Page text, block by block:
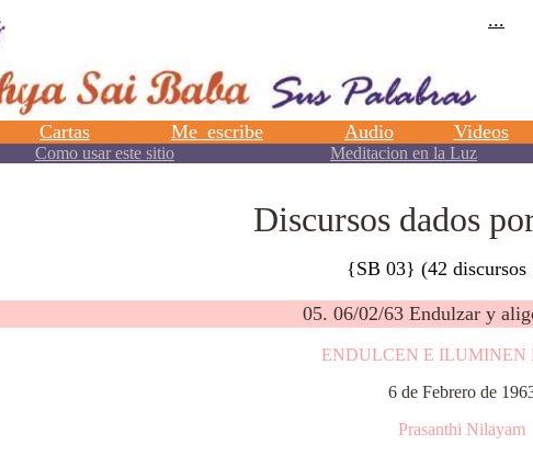
Discursos dados
{SB 03} (42 discursos
05. 06/02/63 Endulzar y
ENDULCEN E ILUMINEN
6 de Febrero de
Prasanthi Nilayam